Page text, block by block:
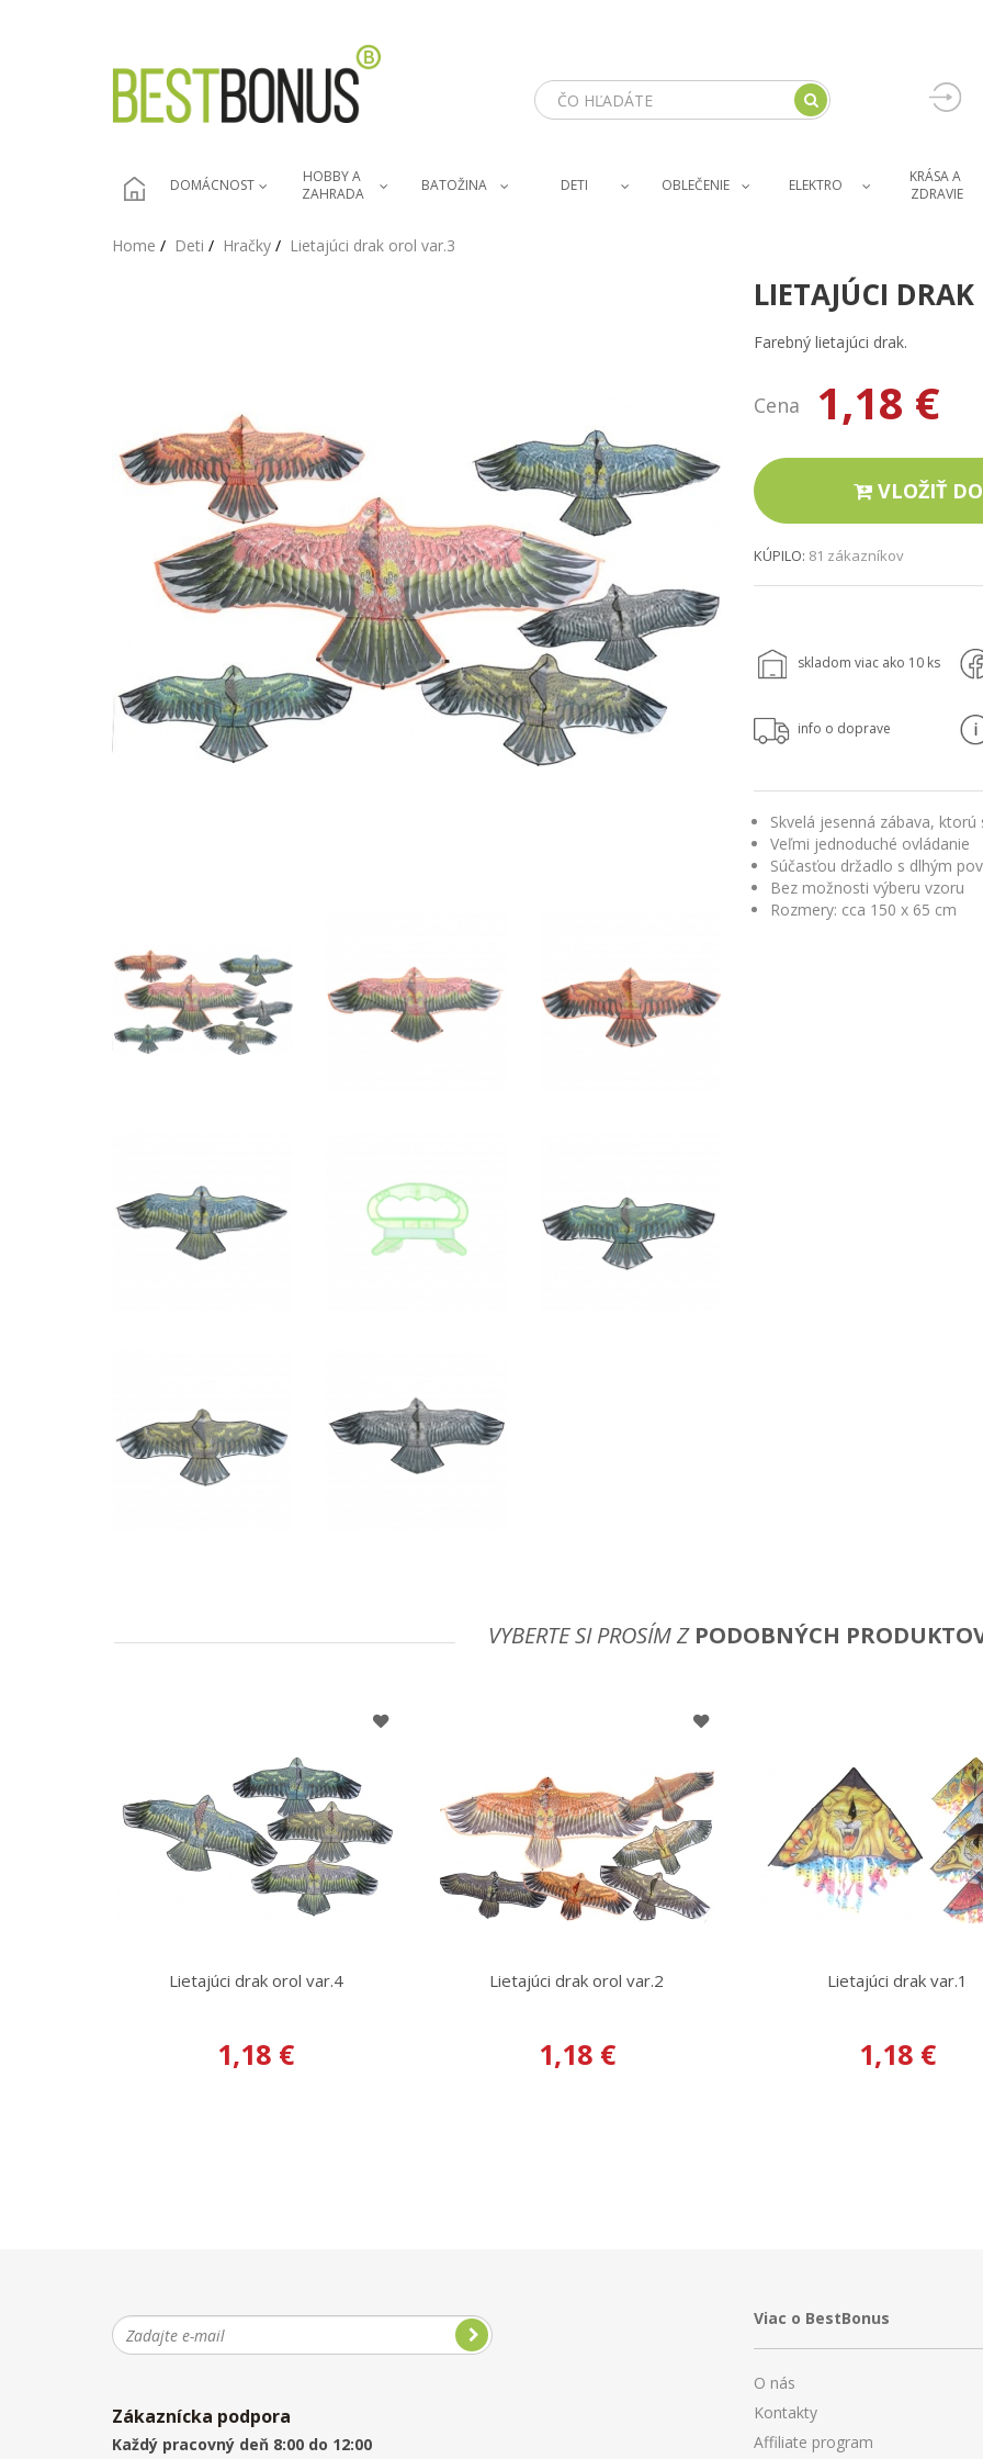
DOMÁCNOST
HOBBY A
ZAHRADA
BATOŽINA DETI OBLEČENIE ELEKTRO
KRÁSA A
ZDRAVIE
Home Deti Hračky Lietajúci drak orol var.3
LIETAJÚCI
Farebný lietajúci drak.
Cena 1,18 €
VLOŽIŤ
KÚPILO: 81 zákazníkov
skladom viac ako 10 ks
info o doprave
Skvelá jesenná zábava, ktorú
Veľmi jednoduché ovládanie
Súčasťou držadlo s dlhým
Bez možnosti výberu vzoru
Rozmery: cca 150 x 65 cm
VYBERTE SI PROSÍM Z PODOBNÝCH
Lietajúci drak orol var.4
1,18 €
Lietajúci drak orol var.2
1,18 €
Lietajúci drak var.1
1,18 €
Zákaznícka podpora
Každý pracovný deň 8:00 do 12:00
Viac o BestBonus
O nás
Kontakty
Affiliate program